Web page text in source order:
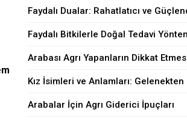
Faydalı Dualar: Rahatlatıcı ve
Faydalı Bitkilerle Doğal Tedavi
Arabalar İçin Agrı Giderici İpuçları